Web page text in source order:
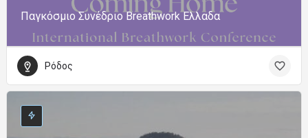
Παγκόσμιο Συνέδριο Breathwork Ελλαδα
Ρόδος